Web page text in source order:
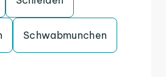
Schwabmunchen